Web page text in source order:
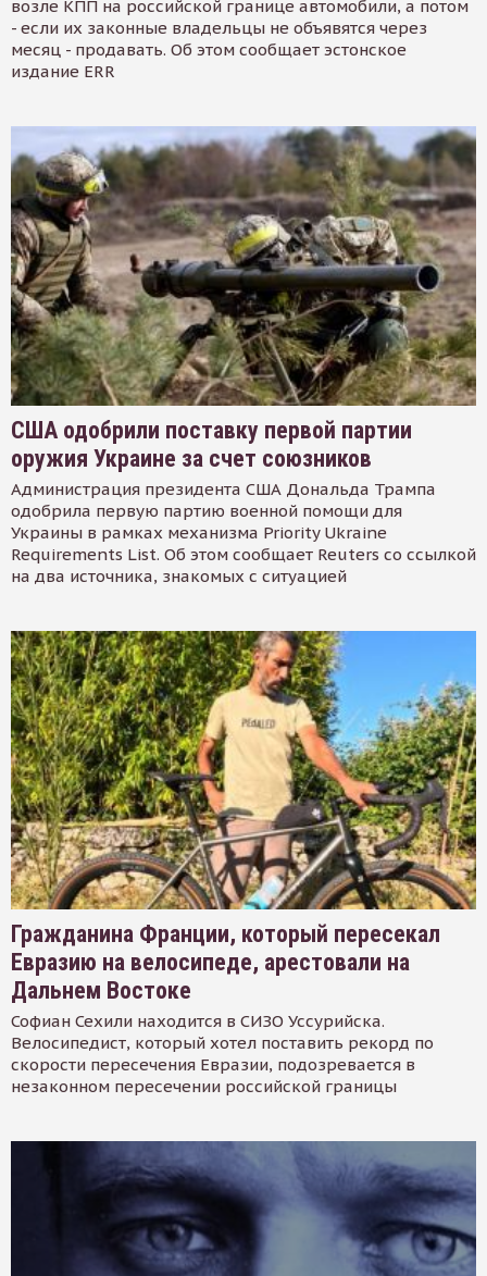
возле КПП на российской границе автомобили, а потом
- если их законные владельцы не объявятся через
месяц - продавать. Об этом сообщает эстонское
издание ERR
США одобрили поставку первой партии
оружия Украине за счет союзников
Администрация президента США Дональда Трампа
одобрила первую партию военной помощи для
Украины в рамках механизма Priority Ukraine
Requirements List. Об этом сообщает Reuters со ссылкой
на два источника, знакомых с ситуацией
Гражданина Франции, который пересекал
Евразию на велосипеде, арестовали на
Дальнем Востоке
Софиан Сехили находится в СИЗО Уссурийска.
Велосипедист, который хотел поставить рекорд по
скорости пересечения Евразии, подозревается в
незаконном пересечении российской границы